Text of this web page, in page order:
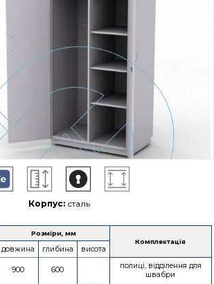
Корпус: сталь
Розміри, мм
Комплектація
довжина глибина висота
900 600
полиці, відділення для
швабри